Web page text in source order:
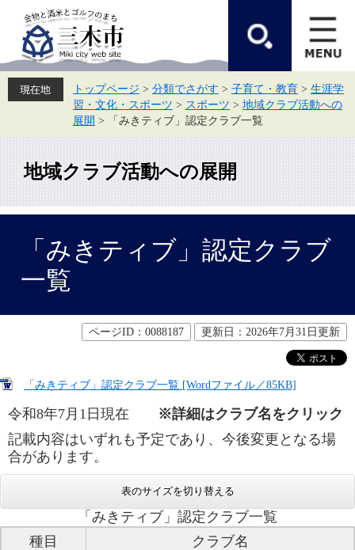
先
頭
を
飛
本
トップページ > 分類でさがす > 子育て・教育 > 生涯学
習・文化・スポーツ > スポーツ > 地域クラブ活動への
展開 > 「みきティブ」認定クラブ一覧
地域クラブ活動への展開
「みきティブ」認定クラブ
一覧
ページID：0088187 更新日：2026年7月31日更新
「みきティブ」認定クラブ一覧 [Wordファイル／85KB]
令和8年7月1日現在 ※詳細はクラブ名をクリック
記載内容はいずれも予定であり、今後変更となる場
合があります。​
表のサイズを切り替える
「みきティブ」認定クラブ一覧
種目
クラブ名